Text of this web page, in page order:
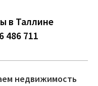
в Таллине
486 711
недвижимость